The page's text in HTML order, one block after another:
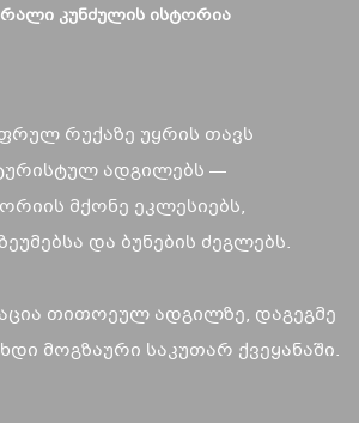
ᲙᲣᲜᲫᲣᲚᲘᲡ ᲘᲡᲢᲝᲠᲘᲐ
რუქაზე უყრის თავს
ადგილებს —
მქონე ეკლესიებს,
და ბუნების ძეგლებს.
თითოეულ ადგილზე, დაგეგმე
მოგზაური საკუთარ ქვეყანაში.